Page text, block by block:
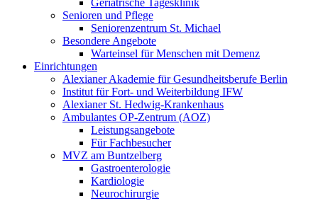
Senioren und Pflege
Seniorenzentrum St. Michael
Besondere Angebote
Warteinsel für Menschen mit Demenz
Einrichtungen
Alexianer Akademie für Gesundheitsberufe Berlin
Institut für Fort- und Weiterbildung IFW
Alexianer St. Hedwig-Krankenhaus
Ambulantes OP-Zentrum (AOZ)
Leistungsangebote
Für Fachbesucher
MVZ am Buntzelberg
Gastroenterologie
Kardiologie
Neurochirurgie